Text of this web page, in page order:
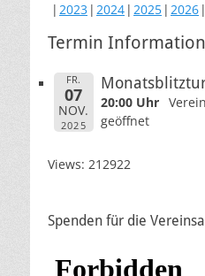
2023 2024 2025 2026
Termin
FR.
07
NOV.
2025
20:00 Uhr
geöffnet
Views: 212922
Spenden für die